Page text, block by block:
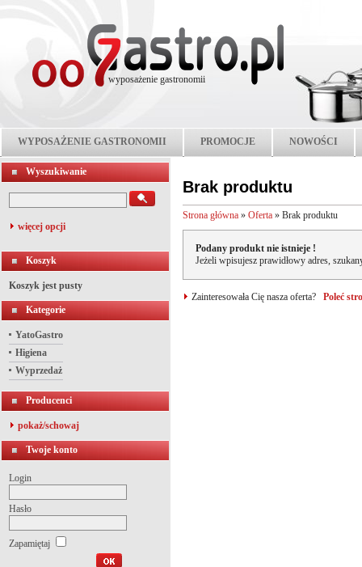
wyposażenie gastronomii
WYPOSAŻENIE GASTRONOMII PROMOCJE NOWOŚCI
Wyszukiwanie
więcej opcji
Koszyk
Koszyk jest pusty
Kategorie
YatoGastro
Higiena
Wyprzedaż
Producenci
pokaż/schowaj
Twoje konto
Login
Hasło
Zapamiętaj
Brak produktu
Strona główna » Oferta » Brak produktu
Podany produkt nie istnieje !
Jeżeli wpisujesz prawidłowy adres,
Zainteresowała Cię nasza oferta? Poleć